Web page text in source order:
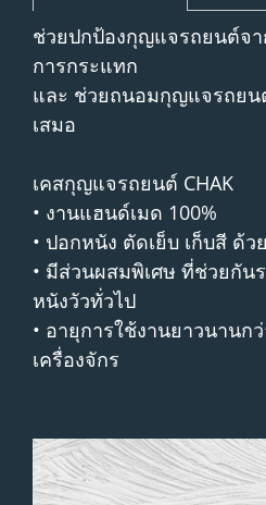
ช่วยปกป้องกุญแจรถยนต์จ
การกระแทก
และ ช่วยถนอมกุญแจรถย
เสมอ
เคสกุญแจรถยนต์ CHAK
• งานแฮนด์เมด 100%
• ปอกหนัง ตัดเย็บ เก็บสี ด้
• มีส่วนผสมพิเศษ ที่ช่วยกัน
หนังวัวทั่วไป
• อายุการใช้งานยาวนานก
เครื่องจักร